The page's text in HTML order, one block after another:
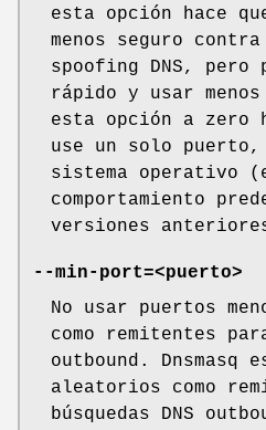
esta opción hace
menos seguro
spoofing DNS, pero
rápido y usar
esta opción a zero
use un solo
sistema operativo
comportamiento
versiones
--min-port=<puerto>
No usar puertos
como remitentes
outbound. Dnsmasq
aleatorios como
búsquedas DNS